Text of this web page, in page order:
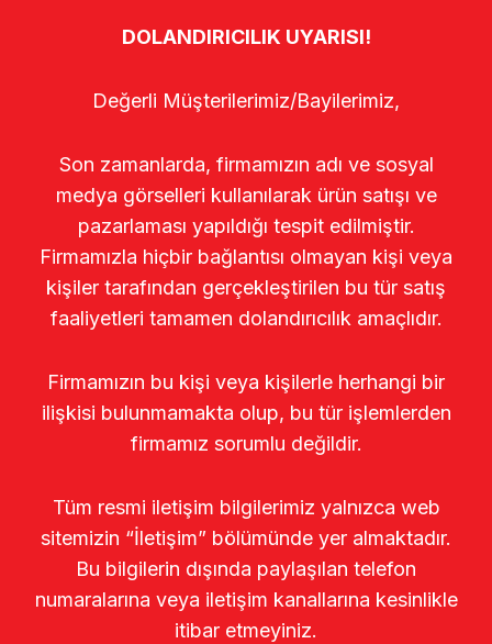
DOLANDIRICILIK UYARISI!
Değerli Müşterilerimiz/Bayilerimiz,
Son zamanlarda, firmamızın adı ve sosyal
medya görselleri kullanılarak ürün satışı ve
pazarlaması yapıldığı tespit edilmiştir.
Firmamızla hiçbir bağlantısı olmayan kişi veya
kişiler tarafından gerçekleştirilen bu tür satış
faaliyetleri tamamen dolandırıcılık amaçlıdır.
Firmamızın bu kişi veya kişilerle herhangi bir
ilişkisi bulunmamakta olup, bu tür işlemlerden
firmamız sorumlu değildir.
Tüm resmi iletişim bilgilerimiz yalnızca web
sitemizin “İletişim” bölümünde yer almaktadır.
Bu bilgilerin dışında paylaşılan telefon
numaralarına veya iletişim kanallarına kesinlikle
itibar etmeyiniz.